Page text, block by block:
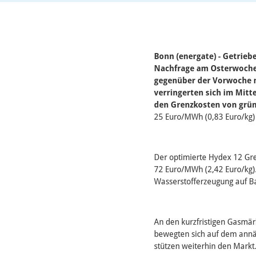
Bonn (energate) -
Nachfrage am
gegenüber der
verringerten sich im
den Grenzkosten von
25 Euro/MWh (0,83 Euro/
Der optimierte Hydex 12
72 Euro/MWh (2,42 Euro/
Wasserstofferzeugung auf
An den kurzfristigen
bewegten sich auf dem
stützen weiterhin den